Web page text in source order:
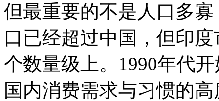
但最重要的不是人口多
口已经超过中国，但印
个数量级上。1990年代
国内消费需求与习惯的